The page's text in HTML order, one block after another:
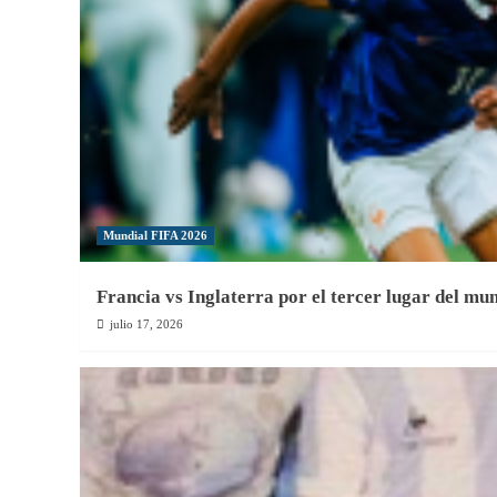
en
2021
Mundial FIFA 2026
Francia vs Inglaterra por el tercer lugar del
julio 17, 2026